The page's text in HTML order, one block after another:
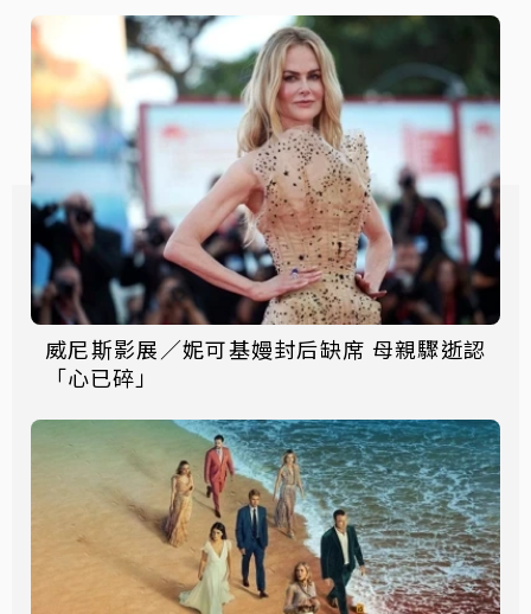
威尼斯影展／妮可基嫚封后缺席 母親驟逝認
「心已碎」